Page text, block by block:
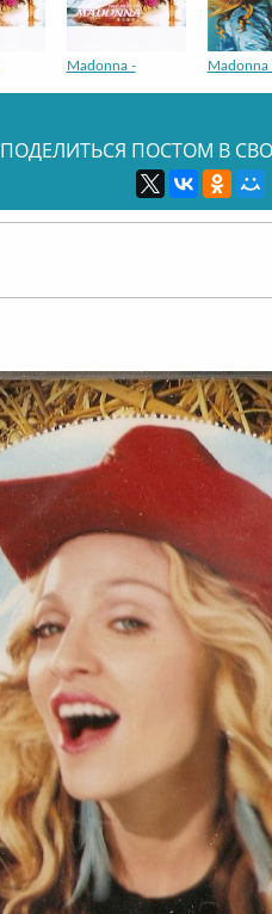
Madonna ‎- Madonna
ПОДЕЛИТЬСЯ ПОСТОМ В